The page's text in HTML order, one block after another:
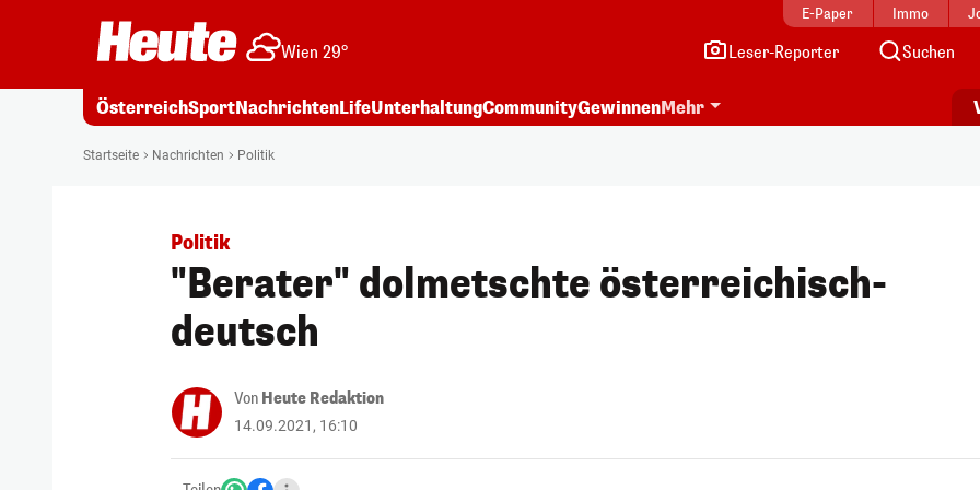
E-Paper Immo
Wien 29° Leser-Reporter Suchen
ÖsterreichSportNachrichtenLifeUnterhaltungCommunityGewinnenMehr
Startseite Nachrichten Politik
Politik
"Berater" dolmetschte österreichisch-
deutsch
Von Heute Redaktion
14.09.2021, 16:10